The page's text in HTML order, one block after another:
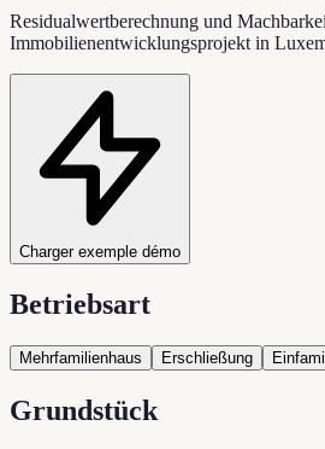
Residualwertberechnung und
Immobilienentwicklungsprojekt in
Charger exemple démo
Betriebsart
Mehrfamilienhaus Erschließung
Grundstück